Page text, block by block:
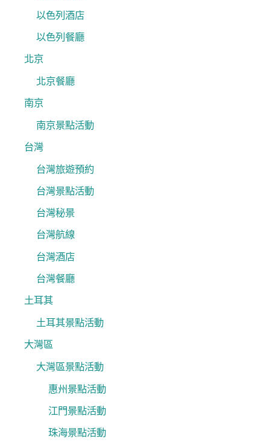
以色列酒店
以色列餐廳
北京
北京餐廳
南京
南京景點活動
台灣
台灣旅遊預約
台灣景點活動
台灣秘景
台灣航線
台灣酒店
台灣餐廳
土耳其
土耳其景點活動
大灣區
大灣區景點活動
惠州景點活動
江門景點活動
珠海景點活動